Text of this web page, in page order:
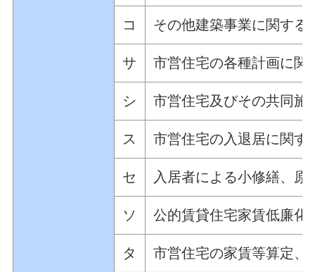
コ その他建築事業に関する
サ 市営住宅の各種計画に関
シ 市営住宅及びその共同施
ス 市営住宅の入退居に関す
セ 入居者による小修繕、
ソ 公的賃貸住宅家賃低廉化
タ 市営住宅の家賃等算定、